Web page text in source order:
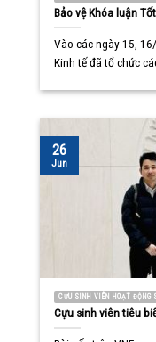
Bảo vệ Khóa luận
Vào các ngày 15,
Kinh tế đã tổ chức
CỰU SINH VIÊN HOẠT
Cựu sinh viên tiêu
26
Jun